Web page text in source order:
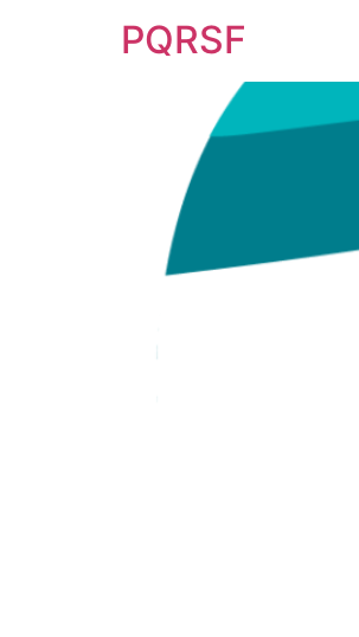
PQRSF